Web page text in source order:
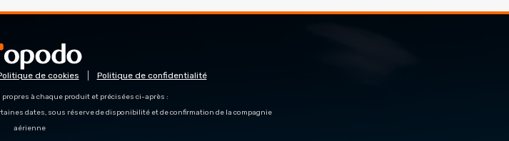
de cookies Politique de confidentialité
à chaque produit et précisées ci-après :
dates, sous réserve de disponibilité et de confirmation de la compagnie
aérienne